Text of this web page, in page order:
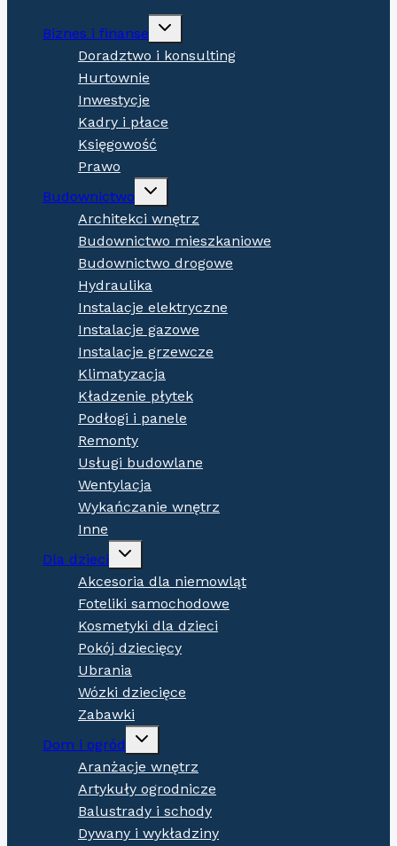
Biznes i finanse
Expand
menu
Doradztwo i konsulting
Hurtownie
Inwestycje
Kadry i płace
Księgowość
Prawo
Budownictwo
Expand
menu
Architekci wnętrz
Budownictwo mieszkaniowe
Budownictwo drogowe
Hydraulika
Instalacje elektryczne
Instalacje gazowe
Instalacje grzewcze
Klimatyzacja
Kładzenie płytek
Podłogi i panele
Remonty
Usługi budowlane
Wentylacja
Wykańczanie wnętrz
Inne
Dla dzieci
Expand
menu
Akcesoria dla niemowląt
Foteliki samochodowe
Kosmetyki dla dzieci
Pokój dziecięcy
Ubrania
Wózki dziecięce
Zabawki
Dom i ogród
Expand
menu
Aranżacje wnętrz
Artykuły ogrodnicze
Balustrady i schody
Dywany i wykładziny